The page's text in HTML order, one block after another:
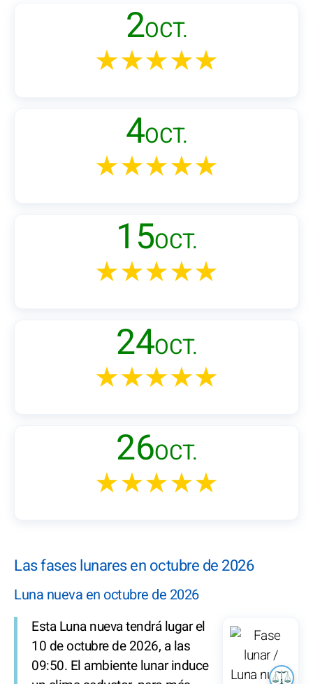
2OCT.
★★★★★
4OCT.
★★★★★
15OCT.
★★★★★
24OCT.
★★★★★
26OCT.
★★★★★
Las fases lunares en octubre de 2026
Luna nueva en octubre de 2026
Esta Luna nueva tendrá lugar el
10 de octubre de 2026, a las
09:50. El ambiente lunar induce